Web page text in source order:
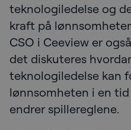
teknologiledelse og
kraft på
CSO i Ceeview er
det diskuteres
teknologiledelse kan
lønnsomheten i en
endrer spillereglene.